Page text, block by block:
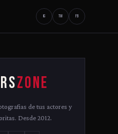
IG TW FB
ZONE
de tus actores y
Desde 2012.